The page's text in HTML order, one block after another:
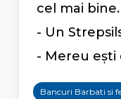
cel mai bine.
- Un
- Mereu eşti
Bancuri Barbati si